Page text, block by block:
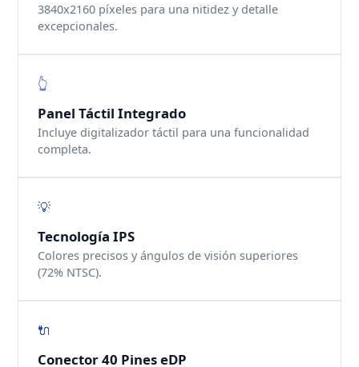
3840x2160 píxeles para una nitidez y detalle
excepcionales.
👆
Panel Táctil Integrado
Incluye digitalizador táctil para una funcionalidad
completa.
💡
Tecnología IPS
Colores precisos y ángulos de visión superiores
(72% NTSC).
🔌
Conector 40 Pines eDP